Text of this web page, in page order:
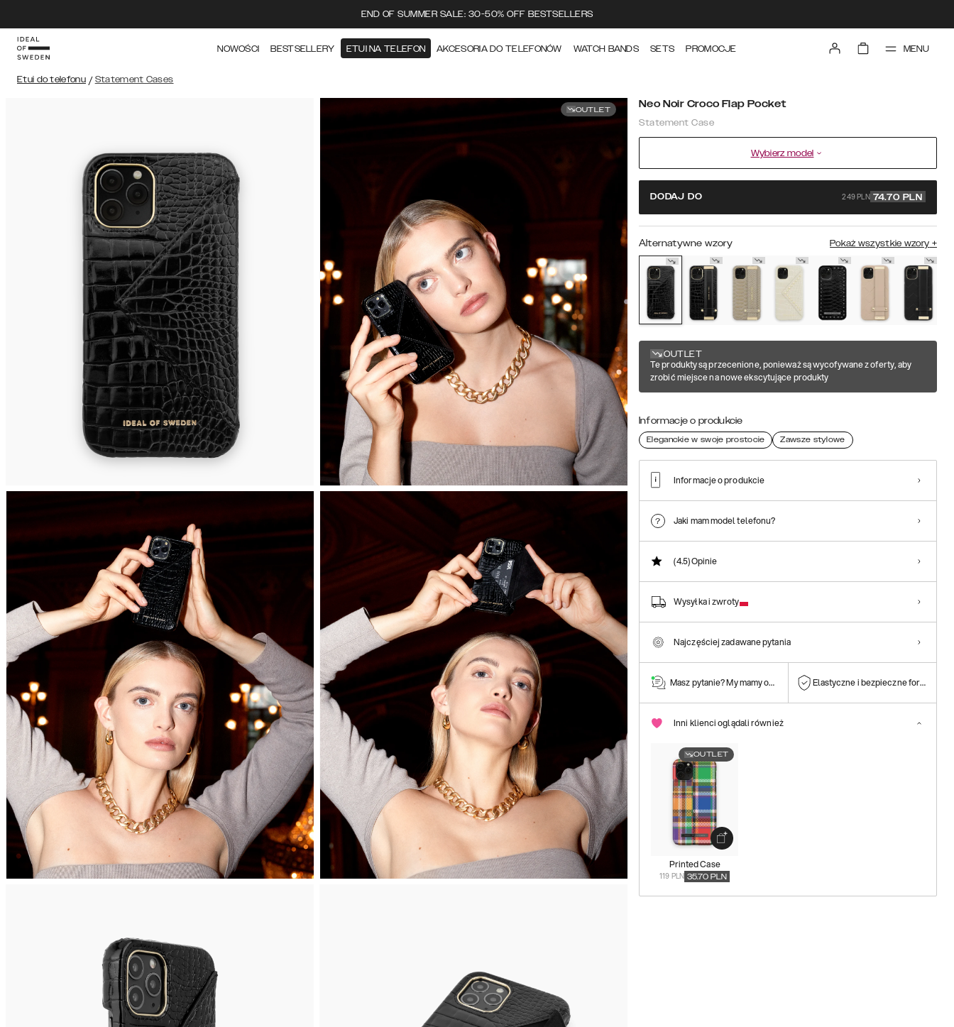
END OF SUMMER SALE: 30-50% OFF BESTSELLERS
NOWOŚCI BESTSELLERY ETUI NA TELEFON AKCESORIA DO TELEFONÓW WATCH BANDS SETS PROMOCJE MENU
Etui do telefonu / Statement Cases
OUTLET Neo Noir Croco Flap Pocket
Statement Case
Wybierz model
DODAJ DO 249 PLN 74.70 PLN
Alternatywne wzory Pokaż wszystkie wzory +
OUTLET
Te produkty są przecenione, ponieważ są wycofywane z oferty, aby
zrobić miejsce na nowe ekscytujące produkty
Informacje o produkcie
Eleganckie w swoje prostocie Zawsze stylowe
Informacje o produkcie
Jaki mam model telefonu?
(4.5)Opinie
Wysyłka i zwroty
Najczęściej zadawane pytania
Masz pytanie? My mamy odpowiedź! Elastyczne i bezpieczne formy
Inni klienci oglądali również
OUTLET
Printed Case
119 PLN 35.70 PLN